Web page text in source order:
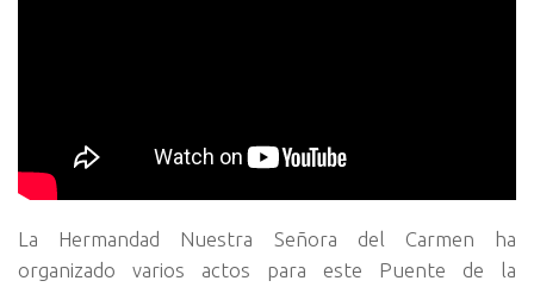
La Hermandad Nuestra Señora del Carmen ha
organizado varios actos para este Puente de la